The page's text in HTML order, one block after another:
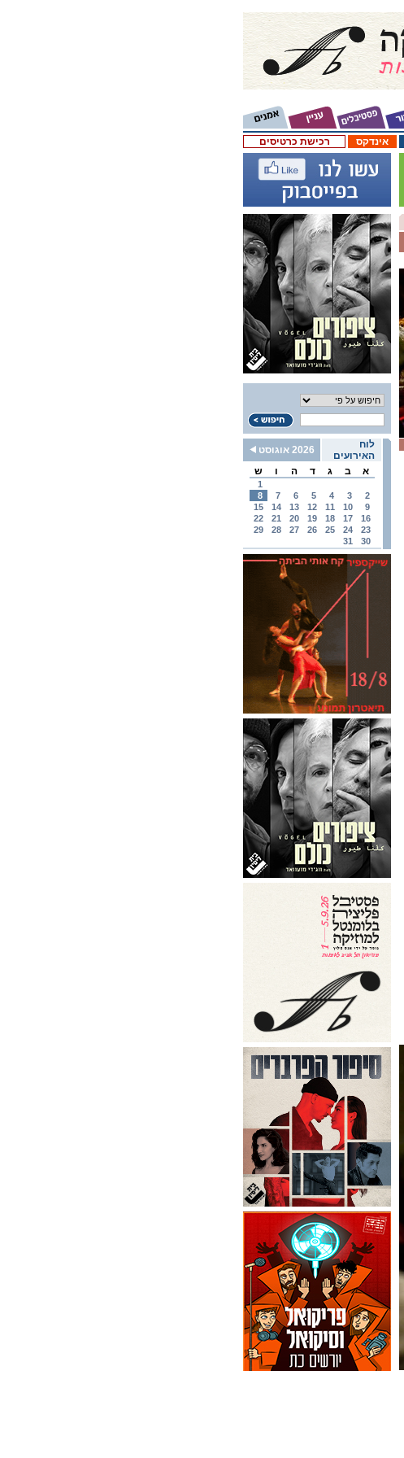
רכישת כרטיסים אינדקס
לוח
האירועים
2026 אוגוסט
א
ב ג ד ה ו ש
1
2
3
4
5
6
7
8
9
10
11
12
13
14
15
16
17
18
19
20
21
22
23
24
25
26
27
28
29
30
31